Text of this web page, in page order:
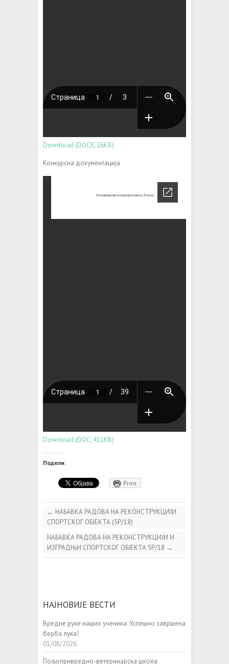
Download (DOCX, 26KB)
Конкурсна документација
Download (DOC, 411KB)
Подели:
Print
← НАБАВКА РАДОВА НА РЕКОНСТРУКЦИЈИ
СПОРТСКОГ ОБЈЕКТА (5Р/18)
НАБАВКА РАДОВА НА РЕКОНСТРУКЦИЈИ И
ИЗГРАДЊИ СПОРТСКОГ ОБЈЕКТА 5Р/18 →
НАЈНОВИЈЕ ВЕСТИ
Вредне руке наших ученика: Успешно завршена
берба лука!
01/08/2026
Пољопривредно-ветеринарска школа